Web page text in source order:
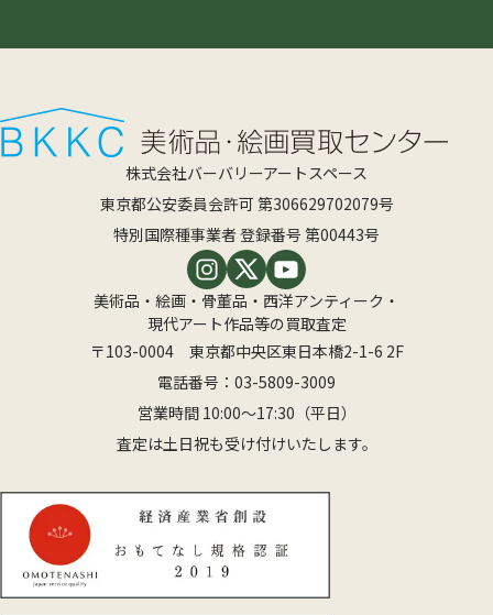
株式会社バーバリーアートスペース
東京都公安委員会許可 第306629702079号
特別国際種事業者 登録番号 第00443号
美術品・絵画・骨董品・西洋アンティーク・
現代アート作品等の買取査定
〒103-0004 東京都中央区東日本橋2-1-6 2F
電話番号： 03-5809-3009
営業時間 10:00〜17:30（平日）
査定は土日祝も受け付けいたします。